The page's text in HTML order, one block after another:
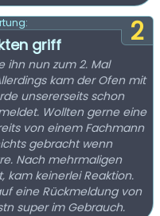
2
griff
ihn nun zum 2. Mal
kam der Ofen mit
unsererseits schon
Wollten gerne eine
von einem Fachmann
gebracht wenn
Nach mehrmaligen
kam keinerlei Reaktion.
eine Rückmeldung von
super im Gebrauch.